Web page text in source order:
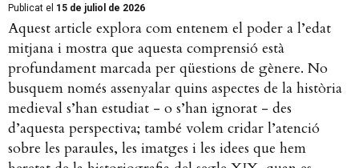
Publicat el 15 de juliol de 2026
Aquest article explora com entenem el poder a l’edat
mitjana i mostra que aquesta comprensió està
profundament marcada per qüestions de gènere. No
busquem només assenyalar quins aspectes de la història
medieval s’han estudiat - o s’han ignorat - des
d’aquesta perspectiva; també volem cridar l’atenció
sobre les paraules, les imatges i les idees que hem